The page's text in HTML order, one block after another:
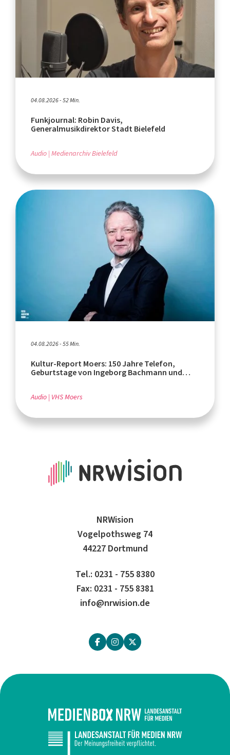
04.08.2026 - 52 Min.
Funkjournal: Robin Davis,
Generalmusikdirektor Stadt Bielefeld
Audio Medienarchiv Bielefeld
04.08.2026 - 55 Min.
Kultur-Report Moers: 150 Jahre Telefon,
Geburtstage von Ingeborg Bachmann und
Audio VHS Moers
NRWision
Vogelpothsweg 74
44227 Dortmund
Tel.: 0231 - 755 8380
Fax: 0231 - 755 8381
info@nrwision.de